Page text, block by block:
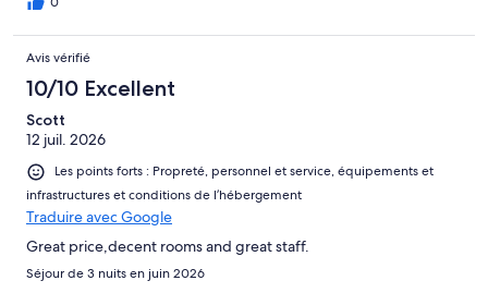
Avis vérifié
10/10 Excellent
Scott
12 juil. 2026
Les points forts : Propreté, personnel et service, équipements et
infrastructures et conditions de l’hébergement
Traduire avec Google
Great price,decent rooms and great staff.
Séjour de 3 nuits en juin 2026